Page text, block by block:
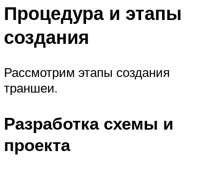
Процедура и этапы
создания
Рассмотрим этапы создания
траншеи.
Разработка схемы и
проекта